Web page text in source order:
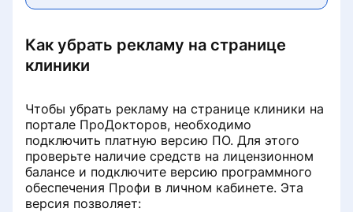
Как убрать рекламу на странице
клиники
Чтобы убрать рекламу на странице клиники на
портале ПроДокторов, необходимо
подключить платную версию ПО. Для этого
проверьте наличие средств на лицензионном
балансе и подключите версию программного
обеспечения Профи в личном кабинете. Эта
версия позволяет: